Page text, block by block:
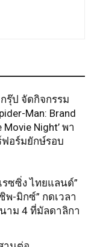
รุ๊ป จัดกิจกรรม
Man: Brand
Movie Night’ พา
อร์มยักษ์รอบ
ซซิ่ง ไทยแลนด์”
พ-มิกซ์” กดเวลา
าม 4 ที่มัลดาลิกา